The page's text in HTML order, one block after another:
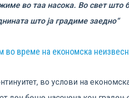
во таа насока. Во свет што
што ја градиме заедно“
во време на економска
во услови на